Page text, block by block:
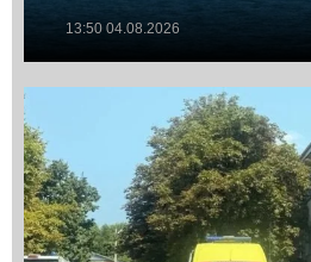
13:50 04.08.2026